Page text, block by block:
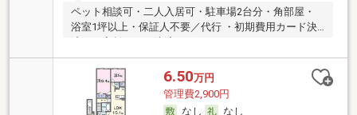
ペット相談可・二人入居可・駐車場2台分・角部屋・
浴室1坪以上・保証人不要／代行 ・初期費用カード決
済可・家賃カード決済可
6.50万円
管理費2,900円
なし
なし